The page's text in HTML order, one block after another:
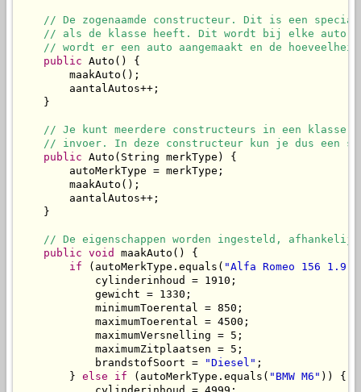
// De zogenaamde constructeur. Dit is een
// als de klasse heeft. Dit wordt bij elke auto
// wordt er een auto aangemaakt en de
public Auto() {
        maakAuto();
        aantalAutos++;
    }
// Je kunt meerdere constructeurs in een klasse
// invoer. In deze constructeur kun je dus een
public Auto(String merkType) {
        autoMerkType = merkType;
        maakAuto();
        aantalAutos++;
    }
// De eigenschappen worden ingesteld,
public void
maakAuto() {
if (autoMerkType.equals( "Alfa Romeo 156 1.9
            cylinderinhoud = 1910;
            gewicht = 1330;
            minimumToerental = 850;
            maximumToerental = 4500;
            maximumVersnelling = 5;
            maximumZitplaatsen = 5;
            brandstofSoort =
"Diesel" ;
        }
else if (autoMerkType.equals( "BMW M6" )) {